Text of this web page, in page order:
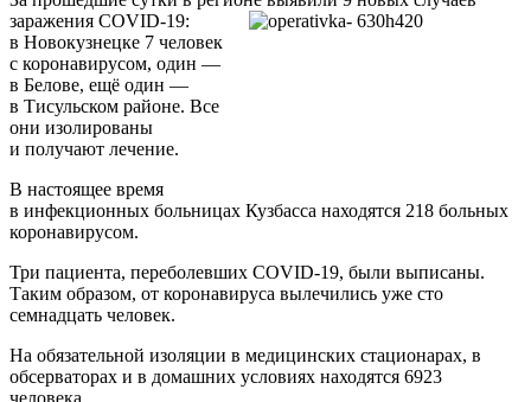
заражения COVID-19:
в Новокузнецке 7 человек
с коронавирусом, один —
в Белове, ещё один —
в Тисульском районе. Все
они изолированы
и получают лечение.
В настоящее время
в инфекционных больницах Кузбасса находятся 218 больных
коронавирусом.
Три пациента, переболевших COVID-19, были выписаны.
Таким образом, от коронавируса вылечились уже сто
семнадцать человек.
На обязательной изоляции в медицинских стационарах, в
обсерваторах и в домашних условиях находятся 6923
человека.